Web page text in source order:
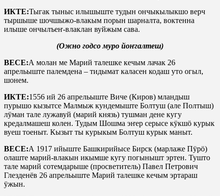
ИКТЕ:Тыгак тыныс илышыште тудын ончыкылыкшо верч
тыршыше шочшыжо-влакым порын шарналта, воктенна
илыше ончылъеҥ-влаклан вуйжым сава.
(Ожно годсо муро йоҥгалтеш)
ВЕСЕ:А молан ме Марий талешке кечым лачак 26
апрельыште палемдена – тидымат каласен кодаш уто огыл,
шонем.
ИКТЕ:1556 ий 26 апрельыште Виче (Киров) мландыш
пурышо кызытсе Малмыж кундемыште Болтуш (але Полтыш)
лӱман тале лужавуй (марий князь) тушман дене кугу
кредалмашеш колен. Тудым Шошма эҥер серысе кӱкшӧ курык
вуеш тоеныт. Кызыт ты курыкым Болтуш курык маныт.
ВЕСЕ:А 1917 ийыште Башкирийысе Бирск (марлаже Пӱрӧ)
олаште марий-влакын икымше кугу погынышт эртен. Тушто
тале марий сотемдарыше (просветитель) Павел Петрович
Глезденёв 26 апрельыште Марий талешке кечым эртараш
ӱжын.